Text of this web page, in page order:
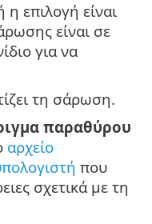
η επιλογή είναι
είναι σε
για να
τη σάρωση.
παραθύρου
αρχείο
που
σχετικά με τη